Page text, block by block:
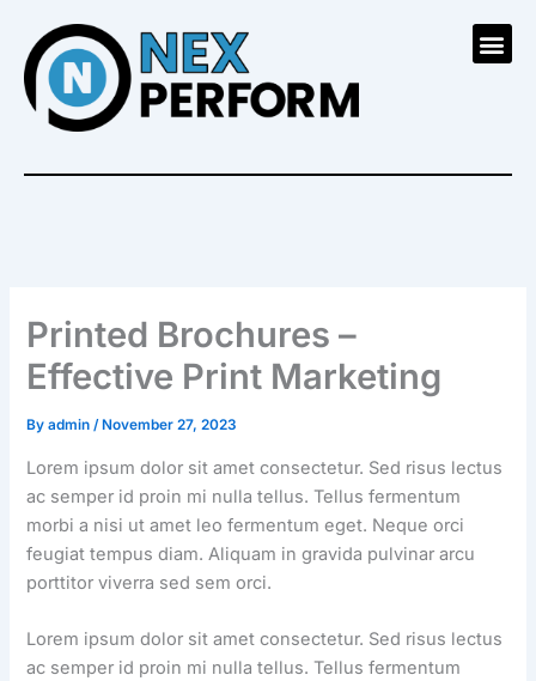
content
Printed Brochures –
Effective Print Marketing
Byadmin/ November 27, 2023
Lorem ipsum dolor sit amet consectetur. Sed risus lectus
ac semper id proin mi nulla tellus. Tellus fermentum
morbi a nisi ut amet leo fermentum eget. Neque orci
feugiat tempus diam. Aliquam in gravida pulvinar arcu
porttitor viverra sed sem orci.
Lorem ipsum dolor sit amet consectetur. Sed risus lectus
ac semper id proin mi nulla tellus. Tellus fermentum